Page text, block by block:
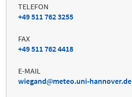
TELEFON
+49 511 762 3255
FAX
+49 511 762 4418
E-MAIL
wiegand
meteo.uni-hannover.de